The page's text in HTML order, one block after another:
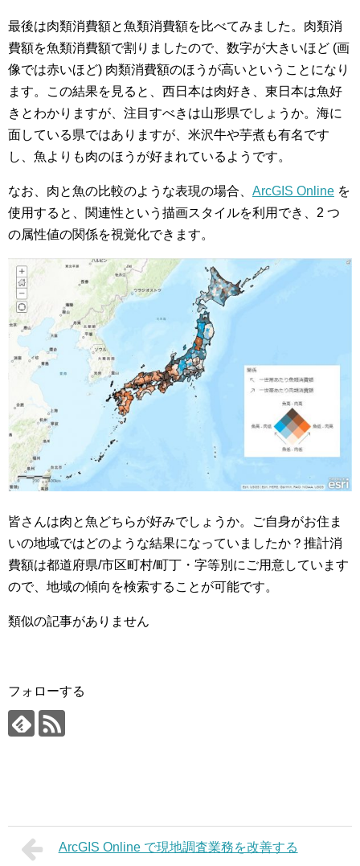
最後は肉類消費額と魚類消費額を比べてみました。肉類消
費額を魚類消費額で割りましたので、数字が大きいほど (画
像では赤いほど) 肉類消費額のほうが高いということになり
ます。この結果を見ると、西日本は肉好き、東日本は魚好
きとわかりますが、注目すべきは山形県でしょうか。海に
面している県ではありますが、米沢牛や芋煮も有名です
し、魚よりも肉のほうが好まれているようです。
なお、肉と魚の比較のような表現の場合、 ArcGIS Online を
使用すると、関連性という描画スタイルを利用でき、2 つ
の属性値の関係を視覚化できます。
皆さんは肉と魚どちらが好みでしょうか。ご自身がお住ま
いの地域ではどのような結果になっていましたか？推計消
費額は都道府県/市区町村/町丁・字等別にご用意しています
ので、地域の傾向を検索することが可能です。
類似の記事がありません
フォローする
ArcGIS Online で現地調査業務を改善する